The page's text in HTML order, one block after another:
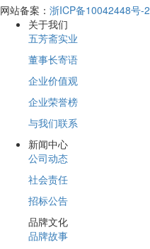
网站备案： 浙ICP备10042448号-2
关于我们
五芳斋实业
董事长寄语
企业价值观
企业荣誉榜
与我们联系
新闻中心
公司动态
社会责任
招标公告
品牌文化
品牌故事